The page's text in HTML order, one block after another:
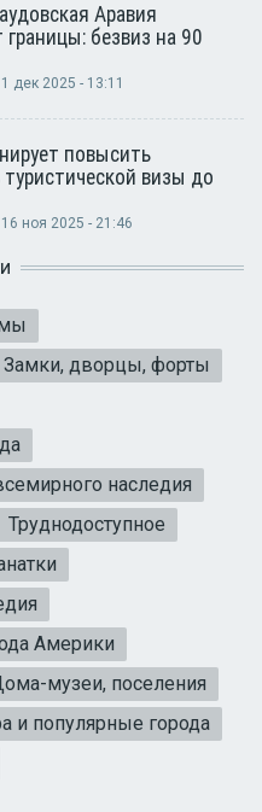
Аравия
безвиз на 90
1 дек 2025 - 13:11
повысить
визы до
16 ноя 2025 - 21:46
Замки, дворцы, форты
наследия
Труднодоступное
Америки
музеи, поселения
и популярные города